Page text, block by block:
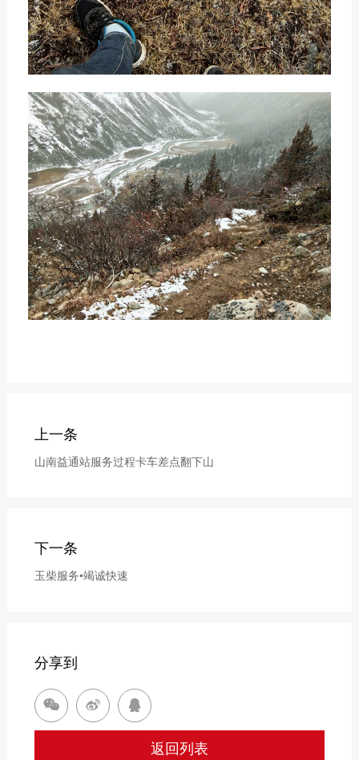
上一条
山南益通站服务过程卡车差点翻下山
下一条
玉柴服务•竭诚快速
分享到
  
返回列表